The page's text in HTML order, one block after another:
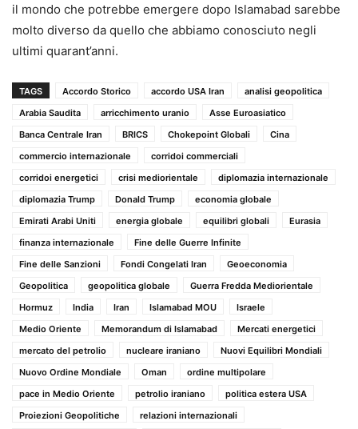
il mondo che potrebbe emergere dopo Islamabad sarebbe
molto diverso da quello che abbiamo conosciuto negli
ultimi quarant’anni.
TAGS Accordo Storico accordo USA Iran
analisi geopolitica
Arabia Saudita
arricchimento uranio
Asse Euroasiatico
Banca Centrale Iran
BRICS Chokepoint Globali
Cina
commercio internazionale
corridoi commerciali
corridoi energetici
crisi mediorientale
diplomazia internazionale
diplomazia Trump
Donald Trump
economia globale
Emirati Arabi Uniti
energia globale equilibri globali
Eurasia
finanza internazionale
Fine delle Guerre Infinite
Fine delle Sanzioni
Fondi Congelati Iran
Geoeconomia
Geopolitica
geopolitica globale
Guerra Fredda Mediorientale
Hormuz
India Iran Islamabad MOU
Israele
Medio Oriente
Memorandum di Islamabad
Mercati energetici
mercato del petrolio
nucleare iraniano
Nuovi Equilibri Mondiali
Nuovo Ordine Mondiale
Oman
ordine multipolare
pace in Medio Oriente
petrolio iraniano
politica estera USA
Proiezioni Geopolitiche
relazioni internazionali